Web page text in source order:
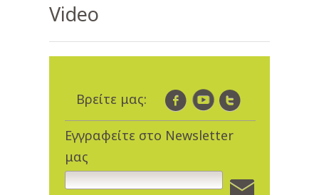
Video
Βρείτε μας:
Εγγραφείτε στο Newsletter
μας